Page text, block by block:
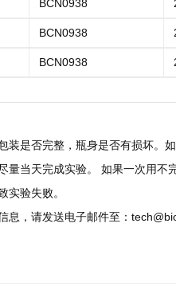
BCN0938
BCN0938
BCN0938
装是否完整，瓶身是否有损坏。
量当天完成实验。 如果一次用
实验失败。
息，请发送电子邮件至：